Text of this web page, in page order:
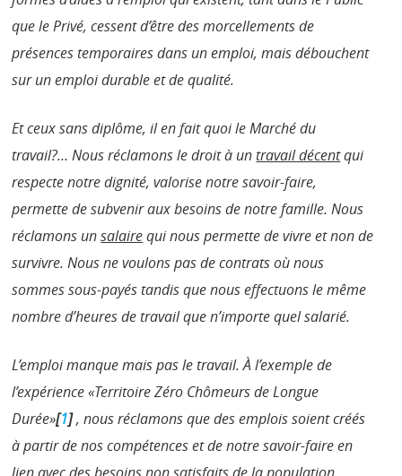
que le Privé, cessent d’être des morcellements de
présences temporaires dans un emploi, mais débouchent
sur un emploi durable et de qualité.
Et ceux sans diplôme, il en fait quoi le Marché du
travail?… Nous réclamons le droit à untravail décentqui
respecte notre dignité, valorise notre savoir-faire,
permette de subvenir aux besoins de notre famille. Nous
réclamons unsalairequi nous permette de vivre et non de
survivre. Nous ne voulons pas de contrats où nous
sommes sous-payés tandis que nous effectuons le même
nombre d’heures de travail que n’importe quel salarié.
L’emploi manque mais pas le travail. À l’exemple de
l’expérience «Territoire Zéro Chômeurs de Longue
Durée»[1], nous réclamons que des emplois soient créés
à partir de nos compétences et de notre savoir-faire en